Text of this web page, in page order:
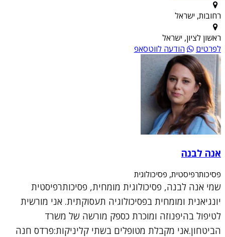
רחובות, ישראל
ראשון לציון, ישראל
לפרטים
הודעה לווטסאפ
אנה לבנה
פסיכותרפיסטית, פסיכולוגית
שמי אנה לבנה, פסיכולוגית מומחית, פסיכותרפיסטית
יונגיאנית ומומחית בפסיכולוגיה תעסוקתית. אני מורשית
לטיפול בהיפנוזה ומוכרת כספק מורשה של משרד
הביטחון.אני מקבלת מטופלים בשתי קליניקות:פרדס חנה